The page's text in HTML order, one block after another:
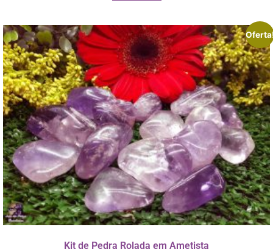
Kit de Pedra Rolada em Ametista